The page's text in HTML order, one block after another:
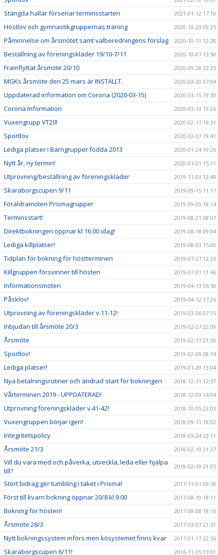
Stängda hallar försenar terminsstarten 2021-01-12 17:10
Höstlov och gymnastikgruppernas träning 2020-10-23 09:25
Påminnelse om årsmötet samt valberedningens förslag 2020-10-11 12:28
Beställning av föreningskläder 19/10-7/11 2020-10-07 13:50
Framflyttat årsmöte 20/10 2020-09-28 22:25
MGKs årsmöte den 25 mars är INSTÄLLT. 2020-03-20 07:04
Uppdaterad information om Corona (2020-03-15) 2020-03-15 19:30
Corona Information 2020-03-13 19:26
Vuxengrupp VT20! 2020-02-17 19:31
Sportlov 2020-02-07 19:41
Lediga platser i Barngrupper födda 2013 2020-01-24 19:26
Nytt år, ny termin! 2020-01-01 15:11
Utprovning/beställning av föreningskläder 2019-11-03 12:49
Skaraborgscupen 9/11 2019-09-15 11:17
Föräldramöten Prismagrupper 2019-09-05 18:14
Terminsstart! 2019-08-21 08:07
Direktbokningen öppnar kl 16.00 idag! 2019-08-18 09:04
Lediga killplatser! 2019-08-03 15:00
Tidplan för bokning för höstterminen 2019-07-27 12:26
Killgruppen försvinner till hösten 2019-07-01 11:46
Informationsmöten 2019-04-13 06:50
Påsklov! 2019-04-12 17:26
Utprovning av föreningskläder v.11-12! 2019-03-06 07:15
Inbjudan till årsmöte 20/3 2019-02-27 22:09
Årsmöte 2019-02-17 21:30
Sportlov! 2019-02-09 08:14
Lediga platser! 2019-01-20 13:04
Nya betalningsrutiner och ändrad start för bokningen 2018-12-31 12:37
Vårterminen 2019 - UPPDATERAD! 2018-12-09 14:04
Utprovning föreningskläder v.41-42! 2018-10-05 22:03
Vuxengruppen börjar igen! 2018-09-11 18:02
Integritetspolicy 2018-05-24 23:11
Årsmöte 21/3 2018-02-19 21:27
Vill du vara med och påverka, utveckla, leda eller hjälpa
till?
2018-02-19 21:05
Stort bidrag ger tumbling i taket i Prisma! 2017-11-01 09:18
Först till kvarn bokning öppnar 20/8 kl 9.00 2017-08-19 18:11
Bokning för hösten! 2017-08-08 18:16
Årsmöte 28/3 2017-03-07 21:31
Nytt bokningssystem införs men kösystemet finns kvar 2017-01-17 22:56
Skaraborgscupen 6/11! 2016-11-05 13:01